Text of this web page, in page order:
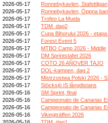
2026-05-17
Ronnebykavlen, Stafettligan
2026-05-17
Ronnebykavlen, Öppna
2026-05-17
Trofeo La Muela
2026-05-17
TDM_dag2
2026-05-17
Cupa Bihorului 2026 - etapa
2026-05-17
Forest Event 5
2026-05-17
MTBO Camp 2026 - Middle
2026-05-17
DM Sprintstafet 2026
2026-05-17
COTO 26 AÑOVER TAJO
2026-05-17
DOL-kampen, dag 2
2026-05-17
Mistrzostwa Polski 2026 -
2026-05-17
Stöcksjö IS långdistans
2026-05-16
SM Sprint, final
2026-05-16
Campeonato de Canarias
2026-05-16
Campeonato de Canarias
2026-05-16
Vikingträffen 2026